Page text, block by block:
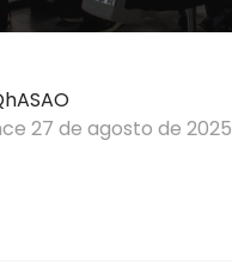
27 de agosto de 2025